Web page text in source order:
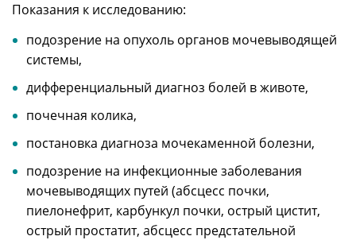
Показания к исследованию:
подозрение на опухоль органов мочевыводящей
системы,
дифференциальный диагноз болей в животе,
почечная колика,
постановка диагноза мочекаменной болезни,
подозрение на инфекционные заболевания
мочевыводящих путей (абсцесс почки,
пиелонефрит, карбункул почки, острый цистит,
острый простатит, абсцесс предстательной